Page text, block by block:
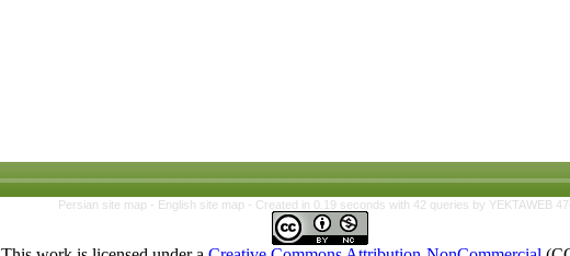
Persian site map - English site map - Created in 0.19 seconds with 42 queries by YEKTAWEB